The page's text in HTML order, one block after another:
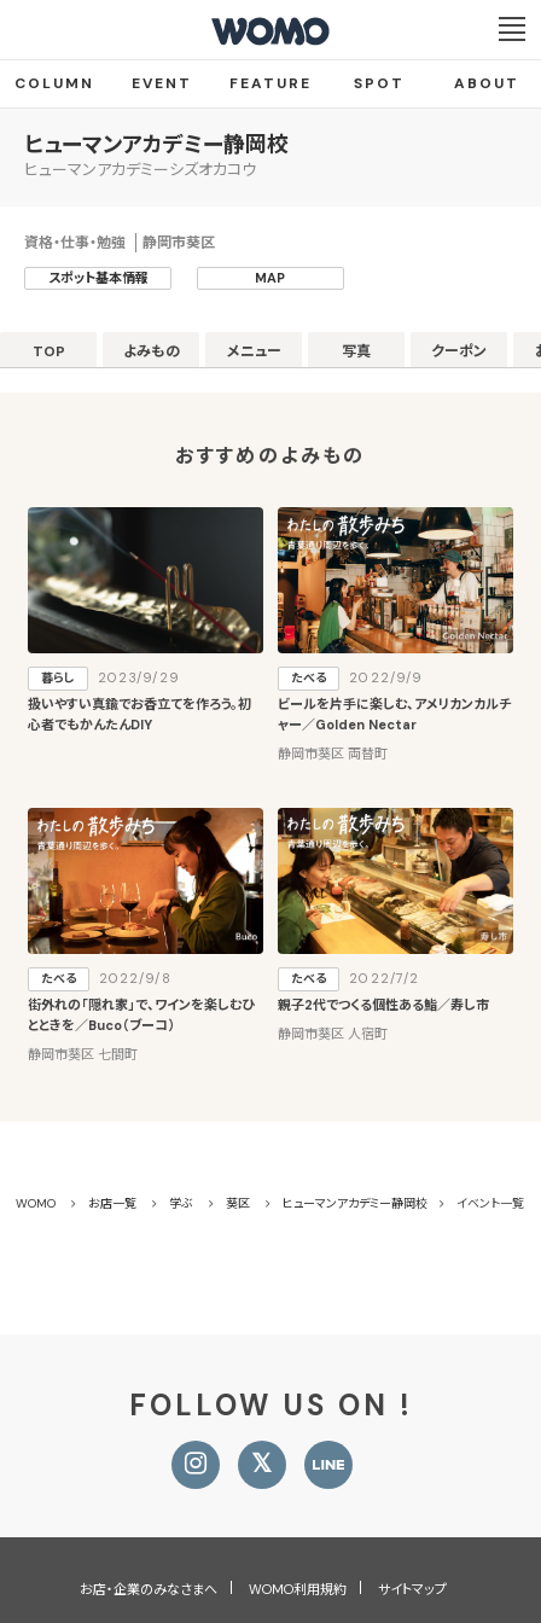
COLUMN EVENT FEATURE SPOT ABOUT
ヒューマンアカデミー静岡校
ヒューマンアカデミーシズオカコウ
資格・仕事・勉強 静岡市葵区
スポット基本情報 MAP
TOP よみもの メニュー 写真 クーポン
おすすめのよみもの
暮らし
2023/9/29
扱いやすい真鍮でお香立てを作ろう。初
心者でもかんたんDIY
たべる
2022/9/9
ビールを片手に楽しむ、アメリカンカルチ
ャー／Golden Nectar
静岡市葵区 両替町
たべる
2022/9/8
街外れの「隠れ家」で、ワインを楽しむひ
とときを／Buco（ブーコ）
静岡市葵区 七間町
たべる
2022/7/2
親子2代でつくる個性ある鮨／寿し市
静岡市葵区 人宿町
WOMO お店一覧 学ぶ 葵区 ヒューマンアカデミー静岡校 イベント一覧
FOLLOW US ON !
お店・企業のみなさまへ WOMO利用規約 サイトマップ